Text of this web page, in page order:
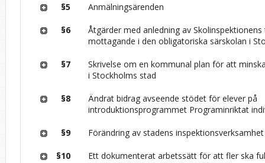
§5 Anmälningsärenden
§6
Åtgärder med anledning av Skolinspektionens
mottagande i den obligatoriska särskolan i
§7
Skrivelse om en kommunal plan för att
i Stockholms stad
§8
Ändrat bidrag avseende stödet för elever på
introduktionsprogrammet Programinriktat
§9 Förändring av stadens
§10
Ett dokumenterat arbetssätt för att fler ska